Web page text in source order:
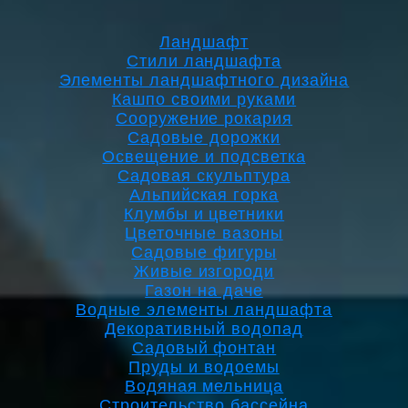
Ландшафт
Стили ландшафта
Элементы ландшафтного дизайна
Кашпо своими руками
Сооружение рокария
Садовые дорожки
Освещение и подсветка
Садовая скульптура
Альпийская горка
Клумбы и цветники
Цветочные вазоны
Садовые фигуры
Живые изгороди
Газон на даче
Водные элементы ландшафта
Декоративный водопад
Садовый фонтан
Пруды и водоемы
Водяная мельница